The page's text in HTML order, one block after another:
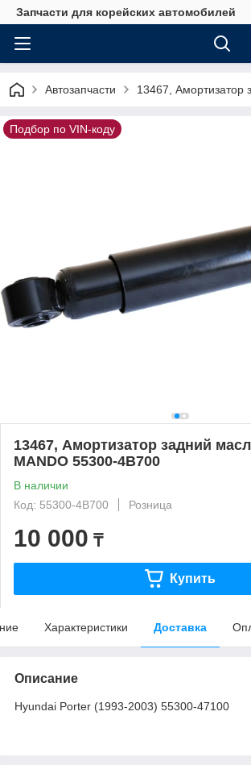
Запчасти для корейских автомобилей
Автозапчасти 13467, Амортизатор
Подбор по VIN-коду
13467, Амортизатор задний
MANDO 55300-4B700
В наличии
Код: 55300-4B700
Розница
10 000 ₸
Купить
Характеристики Доставка
Описание
Hyundai Porter (1993-2003) 55300-47100